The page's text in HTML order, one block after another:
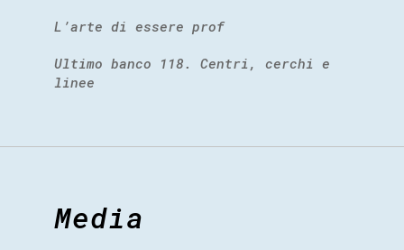
L’arte di essere prof
Ultimo banco 118. Centri, cerchi e
linee
Media